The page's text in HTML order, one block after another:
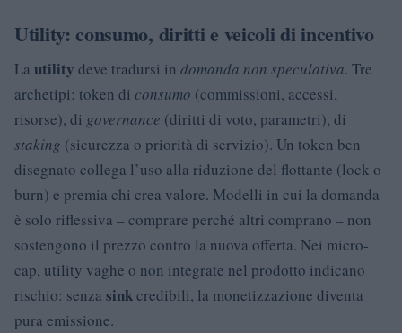
Utility: consumo, diritti e veicoli di incentivo
La utility deve tradursi in domanda non speculativa. Tre
archetipi: token di consumo (commissioni, accessi,
risorse), di governance (diritti di voto, parametri), di
staking (sicurezza o priorità di servizio). Un token ben
disegnato collega l’uso alla riduzione del flottante (lock o
burn) e premia chi crea valore. Modelli in cui la domanda
è solo riflessiva – comprare perché altri comprano – non
sostengono il prezzo contro la nuova offerta. Nei micro-
cap, utility vaghe o non integrate nel prodotto indicano
rischio: senza sinkcredibili, la monetizzazione diventa
pura emissione.